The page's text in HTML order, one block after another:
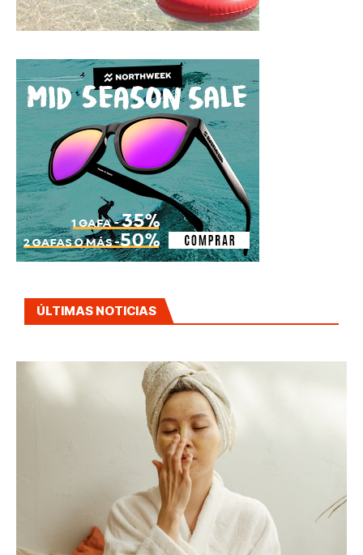
ÚLTIMAS NOTICIAS